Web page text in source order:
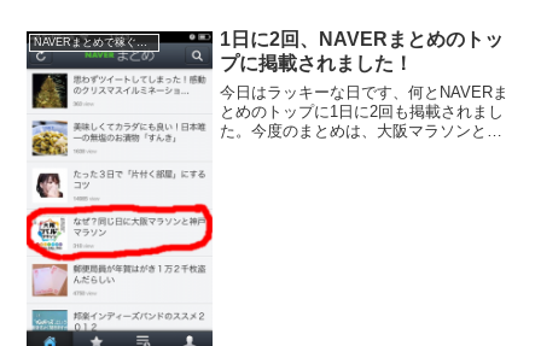
原因を少しずつ探っていきたいと思いま
す。昨日の改善...
NAVERまとめで稼ぐ方法
1日に2回、NAVERまとめのトッ
プに掲載されました！
今日はラッキーな日です、何とNAVERま
とめのトップに1日に2回も掲載されまし
た。今度のまとめは、大阪マラソンと神